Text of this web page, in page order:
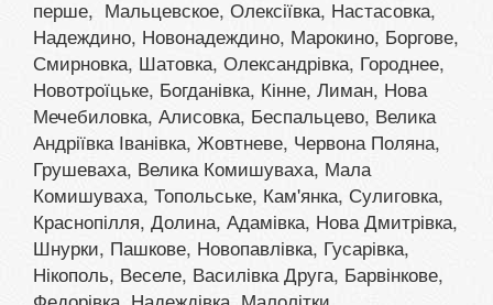
перше, Мальцевское, Олексіївка, Настасовка,
Надеждино, Новонадеждино, Марокино, Боргове,
Смирновка, Шатовка, Олександрівка, Городнее,
Новотроїцьке, Богданівка, Кінне, Лиман, Нова
Мечебиловка, Алисовка, Беспальцево, Велика
Андріївка Іванівка, Жовтневе, Червона Поляна,
Грушеваха, Велика Комишуваха, Мала
Комишуваха, Топольське, Кам'янка, Сулиговка,
Краснопілля, Долина, Адамівка, Нова Дмитрівка,
Шнурки, Пашкове, Новопавлівка, Гусарівка,
Нікополь, Веселе, Василівка Друга, Барвінкове,